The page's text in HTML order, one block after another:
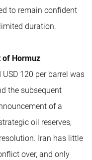
to remain confident
duration.
of Hormuz
120 per barrel was
the subsequent
of a
oil reserves,
Iran has little
over, and only